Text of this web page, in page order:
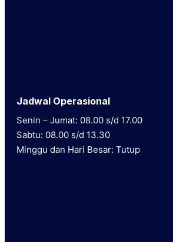
Jadwal Operasional
Senin – Jumat: 08.00 s/d 17.00
Sabtu: 08.00 s/d 13.30
Minggu dan Hari Besar: Tutup